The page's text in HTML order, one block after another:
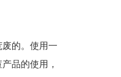
的。使用一
品的使用，